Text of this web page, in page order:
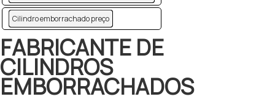
Cilindro emborrachado preço
FABRICANTE DE
CILINDROS
EMBORRACHADOS